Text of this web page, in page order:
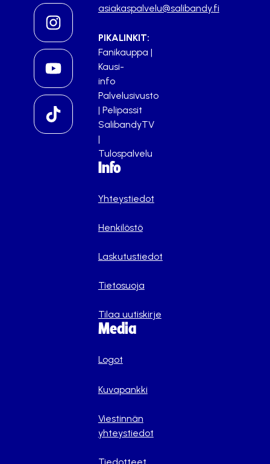
asiakaspalvelu@salibandy.fi
PIKALINKIT:
Fanikauppa |
Kausi-
info
Palvelusivusto
| Pelipassit
SalibandyTV
|
Tulospalvelu
Info
Yhteystiedot
Henkilöstö
Laskutustiedot
Tietosuoja
Tilaa uutiskirje
Media
Logot
Kuvapankki
Viestinnän
yhteystiedot
Tiedotteet